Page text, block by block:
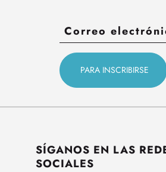
SÍGANOS EN LAS
SOCIALES